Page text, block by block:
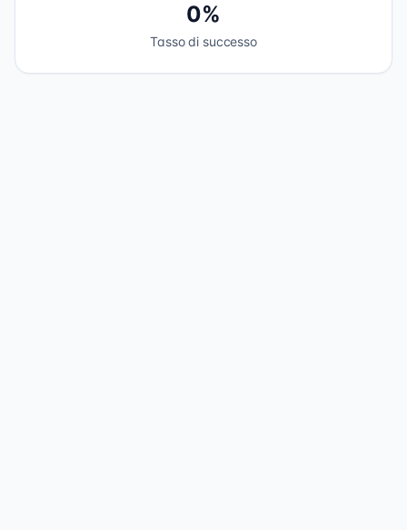
0%
Tasso di successo